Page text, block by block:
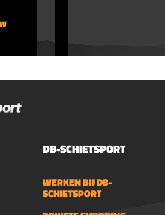
DB-SCHIETSPORT
WERKEN BIJ DB-
SCHIETSPORT